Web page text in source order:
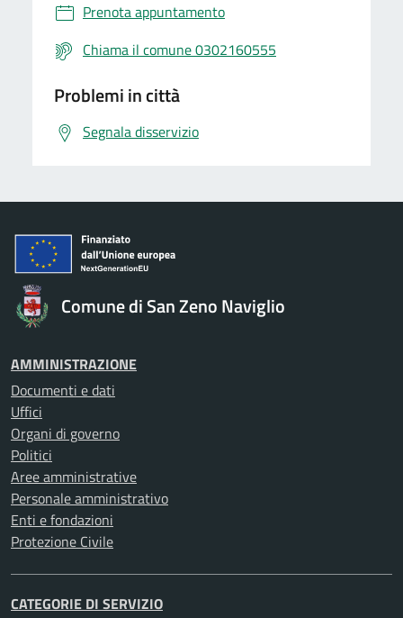
Prenota appuntamento
Chiama il comune 0302160555
Problemi in città
Segnala disservizio
Comune di San Zeno Naviglio
AMMINISTRAZIONE
Documenti e dati
Uffici
Organi di governo
Politici
Aree amministrative
Personale amministrativo
Enti e fondazioni
Protezione Civile
CATEGORIE DI SERVIZIO